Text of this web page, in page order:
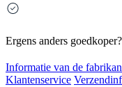
Ergens anders goedkoper?
Informatie van de
Klantenservice